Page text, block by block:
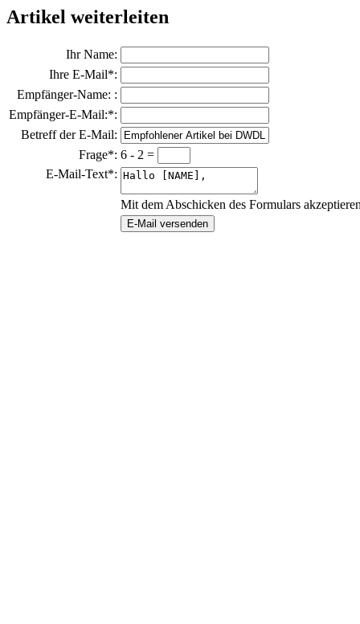
Artikel weiterleiten
Ihr Name:
Ihre E-Mail*:
Empfänger-Name: :
Empfänger-E-Mail:*:
Betreff der E-Mail:
Frage*: 6 - 2 =
E-Mail-Text*:
Mit dem Abschicken des Formulars
E-Mail versenden